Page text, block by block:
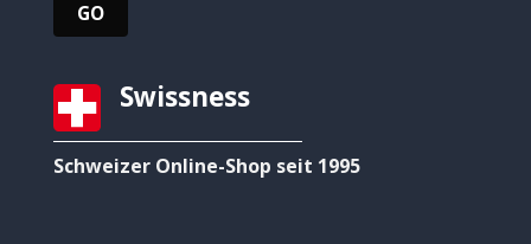
Swissness
Schweizer Online-Shop seit 1995